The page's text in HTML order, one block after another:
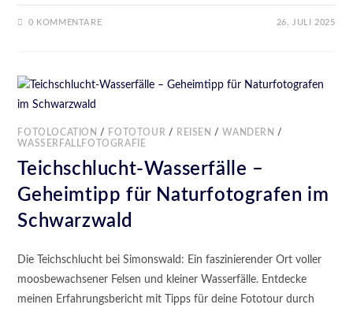
0 KOMMENTARE 26. JULI 2025
FOTOLOCATION / FOTOTOUR / REISEN /WANDERN /
WASSERFALLFOTOGRAFIE
Teichschlucht-Wasserfälle –
Geheimtipp für Naturfotografen im
Schwarzwald
Die Teichschlucht bei Simonswald: Ein faszinierender Ort voller
moosbewachsener Felsen und kleiner Wasserfälle. Entdecke
meinen Erfahrungsbericht mit Tipps für deine Fototour durch